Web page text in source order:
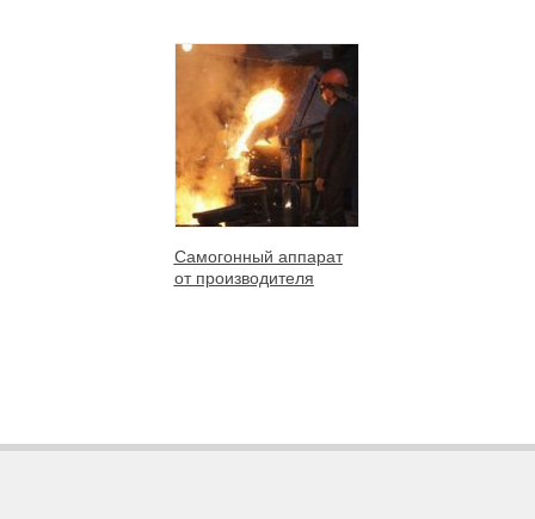
Самогонный аппарат
от производителя